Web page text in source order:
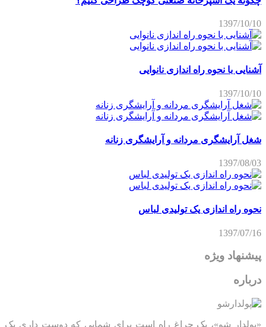
1397/10/10
آشنایی با نحوه راه اندازی نانوایی
1397/10/10
شغل آرایشگری مردانه و آرایشگری زنانه
1397/08/03
نحوه راه اندازی یک تولیدی لباس
1397/07/16
پیشنهاد ویژه
درباره
«پولدار شو»، یک چراغ راه است برای شمایی که دوست داری یک